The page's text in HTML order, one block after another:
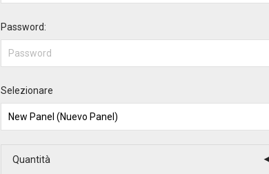
Password:
Selezionare
Quantità